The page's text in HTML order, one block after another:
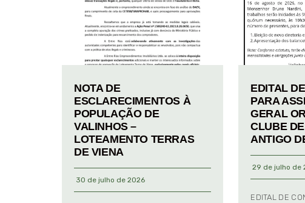
NOTA DE
ESCLARECIMENTOS À
POPULAÇÃO DE
VALINHOS –
LOTEAMENTO TERRAS
DE VIENA
30 de julho de 2026
EDITAL
PARA
GERAL
CLUBE
ANTIGO
29 de julho de
EDITAL DE